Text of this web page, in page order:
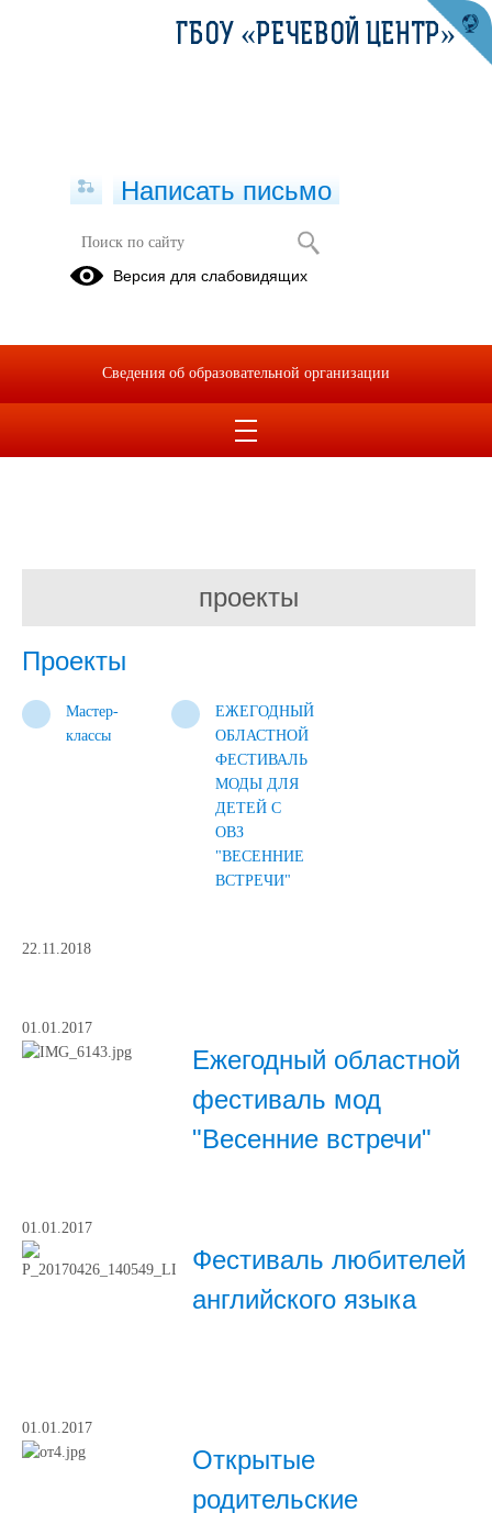
проекты
Проекты
Мастер-
классы
ЕЖЕГОДНЫЙ
ОБЛАСТНОЙ
ФЕСТИВАЛЬ
МОДЫ ДЛЯ
ДЕТЕЙ С
ОВЗ
"ВЕСЕННИЕ
ВСТРЕЧИ"
22.11.2018
01.01.2017
Ежегодный областной
фестиваль мод
"Весенние встречи"
01.01.2017
Фестиваль любителей
английского языка
01.01.2017
Открытые
родительские
ГБОУ «РЕЧЕВОЙ ЦЕНТР»
Написать письмо
Версия для слабовидящих
Сведения об образовательной организации